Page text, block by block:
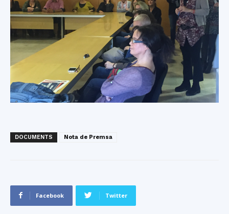
DOCUMENTS Nota de Premsa
Facebook Twitter